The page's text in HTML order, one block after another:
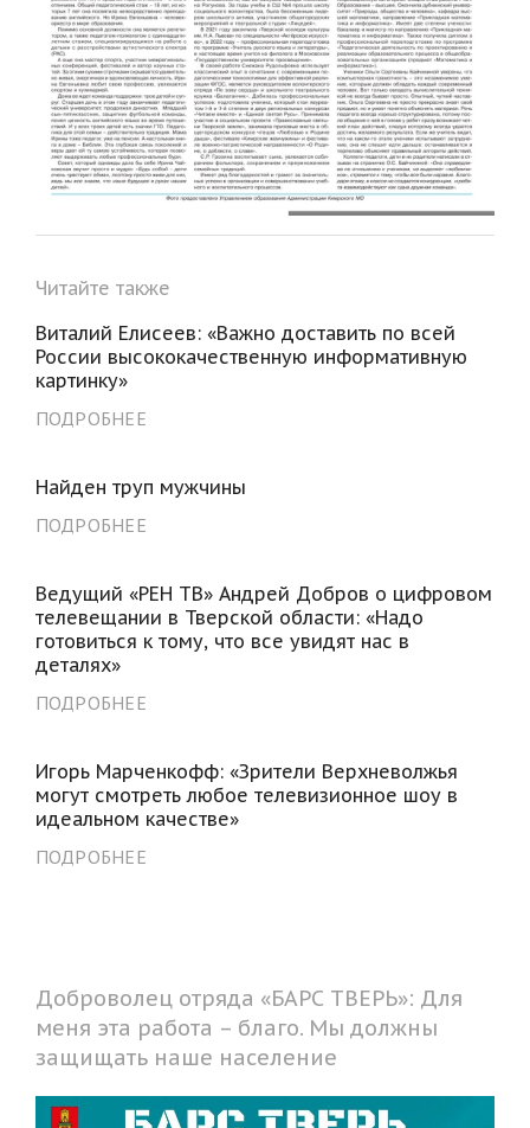
Читайте также
Виталий Елисеев: «Важно доставить по всей
России высококачественную информативную
картинку»
ПОДРОБНЕЕ
Найден труп мужчины
ПОДРОБНЕЕ
Ведущий «РЕН ТВ» Андрей Добров о цифровом
телевещании в Тверской области: «Надо
готовиться к тому, что все увидят нас в
деталях»
ПОДРОБНЕЕ
Игорь Марченкофф: «Зрители Верхневолжья
могут смотреть любое телевизионное шоу в
идеальном качестве»
ПОДРОБНЕЕ
Доброволец отряда «БАРС ТВЕРЬ»: Для
меня эта работа – благо. Мы должны
защищать наше население